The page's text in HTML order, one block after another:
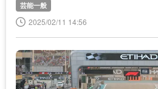
芸能一般
2025/02/11 14:56